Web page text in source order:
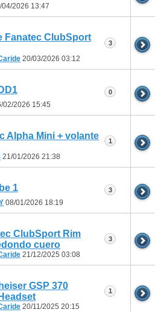
04/2026 13:47
Fanatec ClubSport
20/03/2026 03:12
3
02/2026 15:45
0
Alpha Mini + volante
21/01/2026 21:38
1
1
08/01/2026 18:19
3
ClubSport Rim
cuero
21/12/2025 03:08
3
GSP 370
20/11/2025 20:15
1